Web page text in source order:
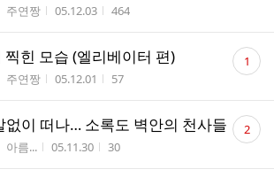
작성자
주연짱 작성시간
05.12.03 조회수
464
찍힌 모습 (엘리베이터 편)
작성자
주연짱 작성시간
05.12.01 조회수
57
댓
글 1
없이 떠나… 소록도 벽안의 천사들
작성자
아름... 작성시간
05.11.30 조회수
30
댓
글 2